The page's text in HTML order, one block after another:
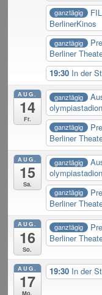
ganztägig
BerlinerKinos
ganztägig
Berliner
19:30 In der
AUG.
14
Fr.
ganztägig
ganztägig
Berliner
AUG.
15
Sa.
ganztägig
ganztägig
Berliner
AUG.
16
So.
ganztägig
Berliner
AUG.
17
Mo.
19:30 In der